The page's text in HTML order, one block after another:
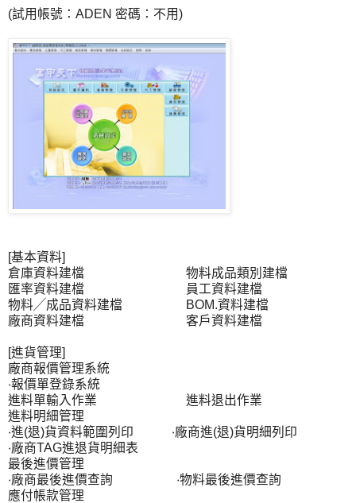
(試用帳號：ADEN 密碼：不用)
[基本資料]
倉庫資料建檔 物料成品類別建檔
匯率資料建檔 員工資料建檔
物料╱成品資料建檔 BOM.資料建檔
廠商資料建檔 客戶資料建檔
[進貨管理]
廠商報價管理系統
‧報價單登錄系統
進料單輸入作業 進料退出作業
進料明細管理
‧進(退)貨資料範圍列印 ‧廠商進(退)貨明細列印
‧廠商TAG進退貨明細表
最後進價管理
‧廠商最後進價查詢 ‧物料最後進價查詢
應付帳款管理